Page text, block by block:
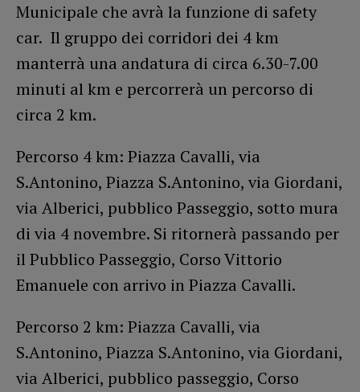
Municipale che avrà la funzione di safety
car. Il gruppo dei corridori dei 4 km
manterrà una andatura di circa 6.30-7.00
minuti al km e percorrerà un percorso di
circa 2 km.
Percorso 4 km: Piazza Cavalli, via
S.Antonino, Piazza S.Antonino, via Giordani,
via Alberici, pubblico Passeggio, sotto mura
di via 4 novembre. Si ritornerà passando per
il Pubblico Passeggio, Corso Vittorio
Emanuele con arrivo in Piazza Cavalli.
Percorso 2 km: Piazza Cavalli, via
S.Antonino, Piazza S.Antonino, via Giordani,
via Alberici, pubblico passeggio, Corso